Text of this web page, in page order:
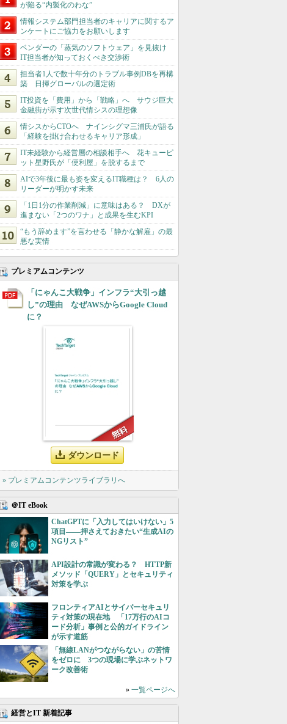
が陥る“内製化のわな”
情報システム部門担当者のキャリアに関するア
ンケートにご協力をお願いします
ベンダーの「蒸気のソフトウェア」を見抜け
IT担当者が知っておくべき交渉術
担当者1人で数十年分のトラブル事例DBを再構
築 日揮グローバルの選定術
IT投資を「費用」から「戦略」へ サウジ巨大
金融街が示す次世代情シスの理想像
情シスからCTOへ ナインシグマ三浦氏が語る
「経験を掛け合わせるキャリア形成」
IT未経験から経営層の相談相手へ 花キューピ
ット星野氏が「便利屋」を脱するまで
AIで3年後に最も姿を変えるIT職種は？ 6人の
リーダーが明かす未来
「1日1分の作業削減」に意味はある？ DXが
進まない「2つのワナ」と成果を生むKPI
“もう辞めます”を言わせる「静かな解雇」の最
悪な実情
プレミアムコンテンツ
「にゃんこ大戦争」インフラ“大引っ越
し”の理由 なぜAWSからGoogle Cloud
に？
ダウンロード
» プレミアムコンテンツライブラリへ
＠IT eBook
ChatGPTに「入力してはいけない」5
項目――押さえておきたい“生成AIの
NGリスト”
API設計の常識が変わる？ HTTP新
メソッド「QUERY」とセキュリティ
対策を学ぶ
フロンティアAIとサイバーセキュリ
ティ対策の現在地 「17万行のAIコ
ード分析」事例と公的ガイドライン
が示す道筋
「無線LANがつながらない」の苦情
をゼロに 3つの現場に学ぶネットワ
ーク改善術
» 一覧ページへ
経営とIT 新着記事